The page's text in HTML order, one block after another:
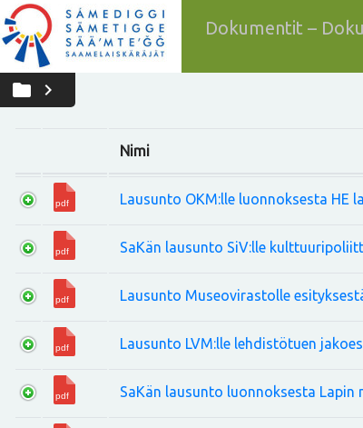
Dokumentit –
folder chevron_right
Nimi
Lausunto OKM:lle luonnoksesta HE
SaKän lausunto SiV:lle
Lausunto Museovirastolle
Lausunto LVM:lle lehdistötuen
SaKän lausunto luonnoksesta